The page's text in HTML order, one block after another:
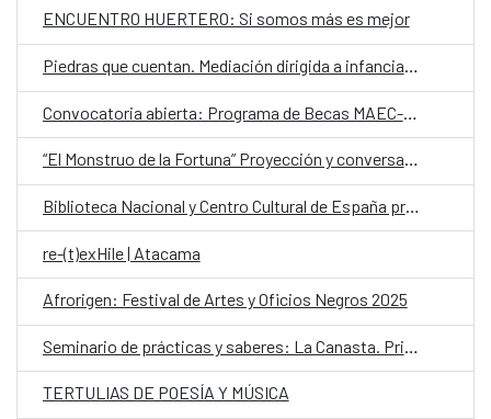
ENCUENTRO HUERTERO: Si somos más es mejor
Piedras que cuentan. Mediación dirigida a infancias, jóvenes y cudadoras
Convocatoria abierta: Programa de Becas MAEC-AECID 2025–2026 para jóvenes españoles
“El Monstruo de la Fortuna” Proyección y conversatorio
Biblioteca Nacional y Centro Cultural de España presentan conferencia sobre la voz de Gabriela Mistral en repertorios digitales
re-(t)exHile | Atacama
Afrorigen: Festival de Artes y Oficios Negros 2025
Seminario de prácticas y saberes: La Canasta. Primer Encuentro de Arte y Trabajo Social
TERTULIAS DE POESÍA Y MÚSICA